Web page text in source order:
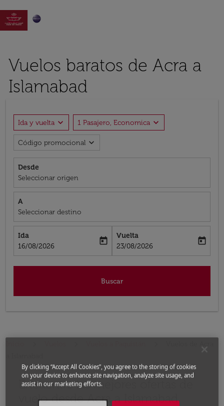

Vuelos baratos de Acra a
Islamabad
Ida y vuelta expand_more 1 Pasajero, Economica expand_more
Código promocional expand_more
Desde
Seleccionar origen
A
Seleccionar destino
Ida
fc-booking-departure-date-aria-label
16/08/2026
today
Vuelta
fc-booking-return-date-aria-label
23/08/2026
today
Buscar
Encuentre las mejores ofertas de
vuelo desde Acra a Islamabad
Por favor, intente actualizar su ruta (origen y / o
By clicking “Accept All Cookies”, you agree to the storing of cookies
on your device to enhance site navigation, analyze site usage, and
assist in our marketing efforts.